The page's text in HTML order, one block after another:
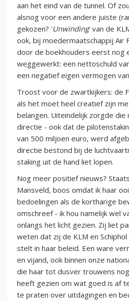
aan het eind van de tunnel. Of
alsnog voor een andere juiste
gekozen? 'Unwinding' van de
ook, bij moedermaatschappij Air
door de boekhouders eerst nog
weggewerkt: een nettoschuld
een negatief eigen vermogen
Troost voor de zwartkijkers: de
als het moet heel creatief zijn
belangen. Uiteindelijk zorgde
directie - ook dat de
van 500 miljoen euro, werd
directie bestond bij de
staking uit de hand liet lopen.
Nog meer positief nieuws?
Mansveld, boos omdat ik haar
bedoelingen als de kortharige
omschreef - ik hou namelijk wel
onlangs het licht gezien. Zij liet
weten dat zij de KLM en
stelt in haar beleid. Een ware
en vijand, ook binnen onze
die haar tot dusver trouwens
heeft gezien om wat goed is af
te praten over uitdagingen en